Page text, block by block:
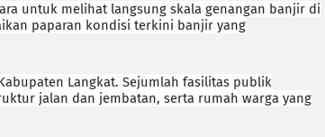
untuk melihat langsung skala genangan banjir di
paparan kondisi terkini banjir yang
Langkat. Sejumlah fasilitas publik
jalan dan jembatan, serta rumah warga yang